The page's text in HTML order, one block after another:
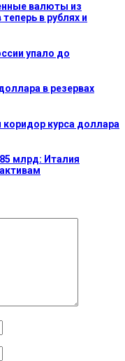
валюты из
в рублях и
упало до
в резервах
коридор курса доллара
млрд: Италия